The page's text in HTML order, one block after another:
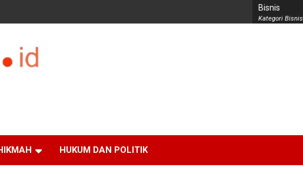
Bisnis
Kategori Bisnis
HUKUM DAN POLITIK